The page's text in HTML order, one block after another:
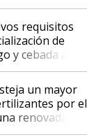
requisitos
de
y cebada a
un mayor
por el
renovada
productores”